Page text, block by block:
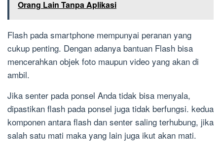
Orang Lain Tanpa Aplikasi
Flash pada smartphone mempunyai peranan yang
cukup penting. Dengan adanya bantuan Flash bisa
mencerahkan objek foto maupun video yang akan di
ambil.
Jika senter pada ponsel Anda tidak bisa menyala,
dipastikan flash pada ponsel juga tidak berfungsi. kedua
komponen antara flash dan senter saling terhubung, jika
salah satu mati maka yang lain juga ikut akan mati.